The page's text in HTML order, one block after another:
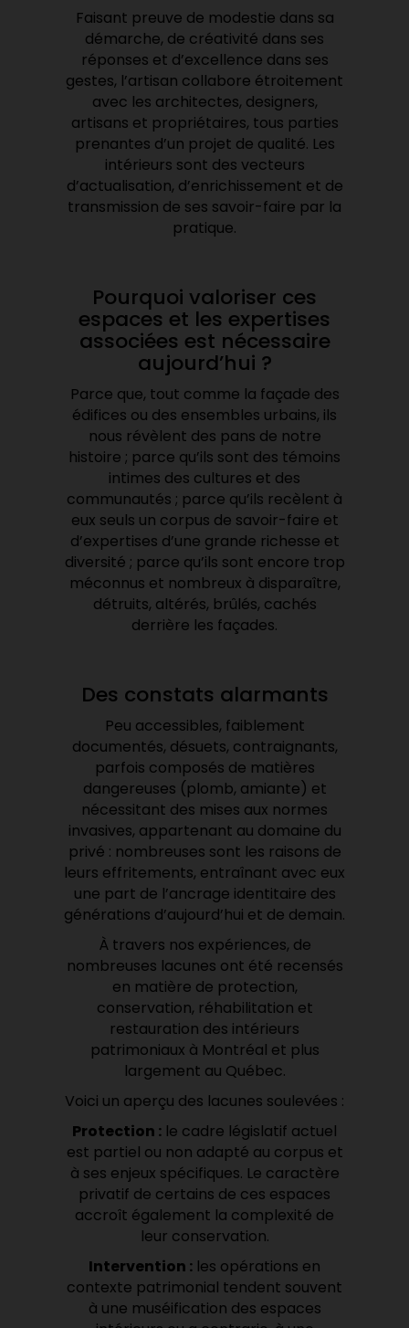
Faisant preuve de modestie dans sa
démarche, de créativité dans ses
réponses et d’excellence dans ses
gestes, l’artisan collabore étroitement
avec les architectes, designers,
artisans et propriétaires, tous parties
prenantes d’un projet de qualité. Les
intérieurs sont des vecteurs
d’actualisation, d’enrichissement et de
transmission de ses savoir-faire par la
pratique.
Pourquoi valoriser ces
espaces et les expertises
associées est nécessaire
aujourd’hui ?
Parce que, tout comme la façade des
édifices ou des ensembles urbains, ils
nous révèlent des pans de notre
histoire ; parce qu’ils sont des témoins
intimes des cultures et des
communautés ; parce qu’ils recèlent à
eux seuls un corpus de savoir-faire et
d’expertises d’une grande richesse et
diversité ; parce qu’ils sont encore trop
méconnus et nombreux à disparaître,
détruits, altérés, brûlés, cachés
derrière les façades.
Des constats alarmants
Peu accessibles, faiblement
documentés, désuets, contraignants,
parfois composés de matières
dangereuses (plomb, amiante) et
nécessitant des mises aux normes
invasives, appartenant au domaine du
privé : nombreuses sont les raisons de
leurs effritements, entraînant avec eux
une part de l’ancrage identitaire des
générations d’aujourd’hui et de demain.
À travers nos expériences, de
nombreuses lacunes ont été recensés
en matière de protection,
conservation, réhabilitation et
restauration des intérieurs
patrimoniaux à Montréal et plus
largement au Québec.
Voici un aperçu des lacunes soulevées :
Protection : le cadre législatif actuel
est partiel ou non adapté au corpus et
à ses enjeux spécifiques. Le caractère
privatif de certains de ces espaces
accroît également la complexité de
leur conservation.
Intervention : les opérations en
contexte patrimonial tendent souvent
à une muséification des espaces